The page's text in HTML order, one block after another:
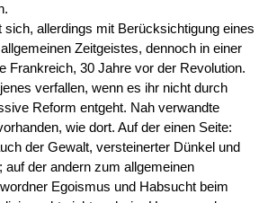
sich, allerdings mit Berücksichtigung eines
Zeitgeistes, dennoch in einer
Frankreich, 30 Jahre vor der Revolution.
verfallen, wenn es ihr nicht durch
Reform entgeht. Nah verwandte
wie dort. Auf der einen Seite:
der Gewalt, versteinerter Dünkel und
auf der andern zum allgemeinen
Egoismus und Habsucht beim